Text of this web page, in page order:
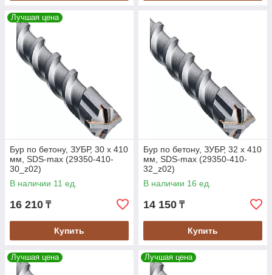
Лучшая цена
Бур по бетону, ЗУБР, 30 х 410
мм, SDS-max (29350-410-
30_z02)
В наличии 11 ед.
16 210 ₸
Купить
Бур по бетону, ЗУБР, 32 х 410
мм, SDS-max (29350-410-
32_z02)
В наличии 16 ед.
14 150 ₸
Купить
Лучшая цена Лучшая цена